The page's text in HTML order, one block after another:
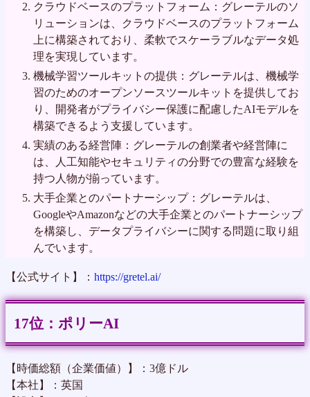
クラウドベースのプラットフォーム：グレーテルのソ
リューションは、クラウドベースのプラットフォーム
上に構築されており、柔軟でスケーラブルなデータ処
理を実現しています。
機械学習ツールキットの提供：グレーテルは、機械学
習のためのオープンソースツールキットを提供してお
り、開発者がプライバシー保護に配慮したAIモデルを
構築できるよう支援しています。
実績のある経営陣：グレーテルの創業者や経営陣に
は、人工知能やセキュリティの分野での豊富な経験を
持つ人物が揃っています。
大手企業とのパートナーシップ：グレーテルは、
GoogleやAmazonなどの大手企業とのパートナーシップ
を構築し、データプライバシーに関する問題に取り組
んでいます。
【公式サイト】： https://gretel.ai/
ポリーAI
【時価総額（企業価値）】：3億ドル
【本社】：英国